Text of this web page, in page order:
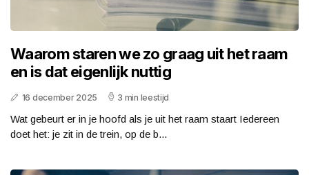
Waarom staren we zo graag uit het raam
en is dat eigenlijk nuttig
16 december 2025 3 min leestijd
Wat gebeurt er in je hoofd als je uit het raam staart Iedereen
doet het: je zit in de trein, op de b...